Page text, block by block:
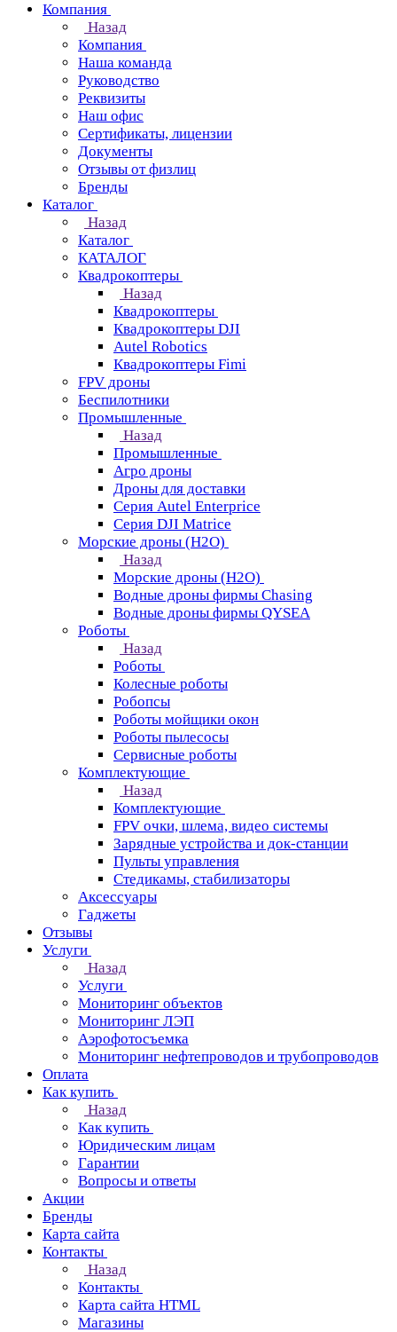
Компания
Назад
Компания
Наша команда
Руководство
Реквизиты
Наш офис
Сертификаты, лицензии
Документы
Отзывы от физлиц
Бренды
Каталог
Назад
Каталог
КАТАЛОГ
Квадрокоптеры
Назад
Квадрокоптеры
Квадрокоптеры DJI
Autel Robotics
Квадрокоптеры Fimi
FPV дроны
Беспилотники
Промышленные
Назад
Промышленные
Агро дроны
Дроны для доставки
Серия Autel Enterprice
Серия DJI Matrice
Морские дроны (H2O)
Назад
Морские дроны (H2O)
Водные дроны фирмы Chasing
Водные дроны фирмы QYSEA
Роботы
Назад
Роботы
Колесные роботы
Робопсы
Роботы мойщики окон
Роботы пылесосы
Сервисные роботы
Комплектующие
Назад
Комплектующие
FPV очки, шлема, видео системы
Зарядные устройства и док-станции
Пульты управления
Стедикамы, стабилизаторы
Аксессуары
Гаджеты
Отзывы
Услуги
Назад
Услуги
Мониторинг объектов
Мониторинг ЛЭП
Аэрофотосъемка
Мониторинг нефтепроводов и трубопроводов
Оплата
Как купить
Назад
Как купить
Юридическим лицам
Гарантии
Вопросы и ответы
Акции
Бренды
Карта сайта
Контакты
Назад
Контакты
Карта сайта HTML
Магазины